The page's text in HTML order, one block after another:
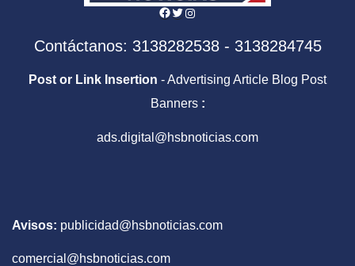
Facebook
Twitter
Instagram
Contáctanos: 3138282538 - 3138284745
Post or Link Insertion - Advertising Article Blog Post
Banners :
ads.digital@hsbnoticias.com
Avisos: publicidad@hsbnoticias.com
comercial@hsbnoticias.com